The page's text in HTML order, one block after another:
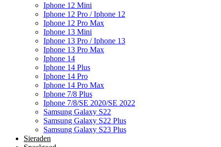
Iphone 12 Mini
Iphone 12 Pro / Iphone 12
Iphone 12 Pro Max
Iphone 13 Mini
Iphone 13 Pro / Iphone 13
Iphone 13 Pro Max
Iphone 14
Iphone 14 Plus
Iphone 14 Pro
Iphone 14 Pro Max
Iphone 7/8 Plus
Iphone 7/8/SE 2020/SE 2022
Samsung Galaxy S22
Samsung Galaxy S22 Plus
Samsung Galaxy S23 Plus
Sieraden